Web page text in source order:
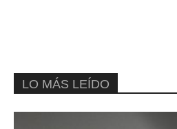
LO MÁS LEÍDO